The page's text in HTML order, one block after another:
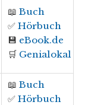
📖 Buch
✅ Hörbuch
💾 eBook.de
🛒 Genialokal
📖 Buch
✅ Hörbuch